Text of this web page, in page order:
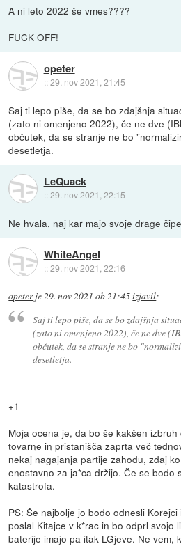
A ni leto 2022 še vmes????
FUCK OFF!
opeter
::29. nov 2021, 21:45
Saj ti lepo piše, da se bo zdajšnja
(zato ni omenjeno 2022), če ne dve
občutek, da se stranje ne bo
desetletja.
LeQuack
::29. nov 2021, 22:15
Ne hvala, naj kar majo svoje drage
WhiteAngel
::29. nov 2021, 22:16
opeterje29. nov 2021 ob 21:45izjavil:
Saj ti lepo piše, da se bo zdajšnja
(zato ni omenjeno 2022), če ne dve
občutek, da se stranje ne bo
desetletja.
+1
Moja ocena je, da bo še kakšen
tovarne in pristanišča zaprta več
nekaj nagajanja partije zahodu, zdaj
enostavno za ja*ca držijo. Če se bodo
katastrofa.
PS: Še najbolje jo bodo odnesli
poslal Kitajce v k*rac in bo odprl svojo
baterije imajo pa itak LGjeve. Ne vem,